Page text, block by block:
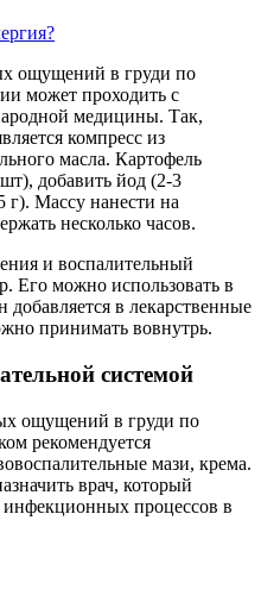
ощущений в груди по
может проходить с
медицины. Так,
компресс из
масла. Картофель
добавить йод (2-3
г). Массу нанести на
несколько часов.
и воспалительный
Его можно использовать в
добавляется в лекарственные
принимать вовнутрь.
системой
ощущений в груди по
рекомендуется
мази, крема.
врач, который
инфекционных процессов в